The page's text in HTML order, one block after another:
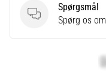
Spørgsmål
Spørgsmål
Spørg os